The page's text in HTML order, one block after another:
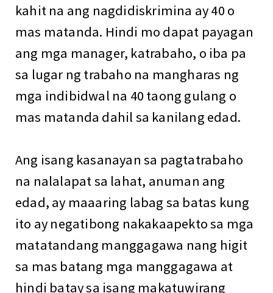
kahit na ang nagdidiskrimina ay 40 o
mas matanda. Hindi mo dapat payagan
ang mga manager, katrabaho, o iba pa
sa lugar ng trabaho na mangharas ng
mga indibidwal na 40 taong gulang o
mas matanda dahil sa kanilang edad.
Ang isang kasanayan sa pagtatrabaho
na nalalapat sa lahat, anuman ang
edad, ay maaaring labag sa batas kung
ito ay negatibong nakakaapekto sa mga
matatandang manggagawa nang higit
sa mas batang mga manggagawa at
hindi batay sa isang makatuwirang